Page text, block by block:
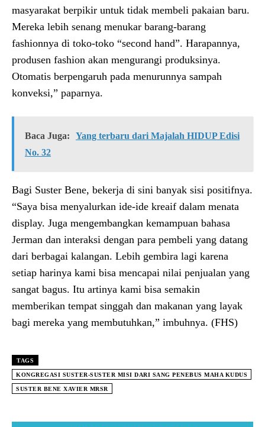
masyarakat berpikir untuk tidak membeli pakaian baru.
Mereka lebih senang menukar barang-barang
fashionnya di toko-toko “second hand”. Harapannya,
produsen fashion akan mengurangi produksinya.
Otomatis berpengaruh pada menurunnya sampah
konveksi,” paparnya.
Baca Juga:
Yang terbaru dari Majalah HIDUP Edisi
No. 32
Bagi Suster Bene, bekerja di sini banyak sisi positifnya.
“Saya bisa menyalurkan ide-ide kreaif dalam menata
display. Juga mengembangkan kemampuan bahasa
Jerman dan interaksi dengan para pembeli yang datang
dari berbagai kalangan. Lebih gembira lagi karena
setiap harinya kami bisa mencapai nilai penjualan yang
sangat bagus. Itu artinya kami bisa semakin
memberikan tempat singgah dan makanan yang layak
bagi mereka yang membutuhkan,” imbuhnya. (FHS)
TAGS
KONGREGASI SUSTER-SUSTER MISI DARI SANG PENEBUS MAHA KUDUS
SUSTER BENE XAVIER MRSR